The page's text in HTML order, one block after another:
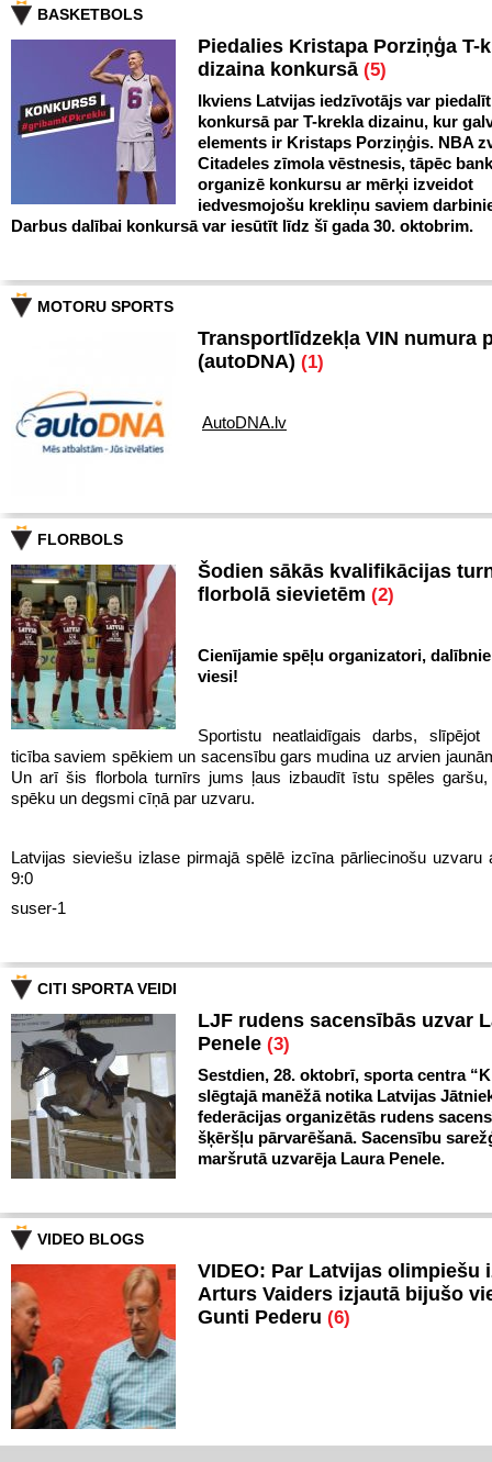
BASKETBOLS
Piedalies Kristapa Porziņģa T-
dizaina konkursā (5)
Ikviens Latvijas iedzīvotājs var
konkursā par T-krekla dizainu, kur
elements ir Kristaps Porziņģis. NBA
Citadeles zīmola vēstnesis, tāpēc
organizē konkursu ar mērķi izveidot
iedvesmojošu krekliņu saviem
Darbus dalībai konkursā var iesūtīt līdz šī gada 30. oktobrim.
MOTORU SPORTS
Transportlīdzekļa VIN numura
(autoDNA) (1)
AutoDNA.lv
FLORBOLS
Šodien sākās kvalifikācijas
florbolā sievietēm (2)
Cienījamie spēļu organizatori,
viesi!
Sportistu neatlaidīgais darbs, slīpējot
ticība saviem spēkiem un sacensību gars mudina uz arvien
Un arī šis florbola turnīrs jums ļaus izbaudīt īstu spēles garšu,
spēku un degsmi cīņā par uzvaru.
Latvijas sieviešu izlase pirmajā spēlē izcīna pārliecinošu uzvaru
9:0
suser-1
CITI SPORTA VEIDI
LJF rudens sacensībās uzvar
Penele (3)
Sestdien, 28. oktobrī, sporta centra
slēgtajā manēžā notika Latvijas
federācijas organizētās rudens
šķēršļu pārvarēšanā. Sacensību
maršrutā uzvarēja Laura Penele.
VIDEO BLOGS
VIDEO: Par Latvijas olimpiešu
Arturs Vaiders izjautā bijušo
Gunti Pederu (6)